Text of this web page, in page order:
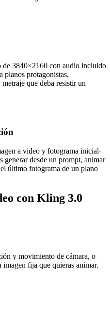
3840×2160 con audio incluido
planos protagonistas,
que deba resistir un
a video y fotograma inicial-
desde un prompt, animar
último fotograma de un plano
con Kling 3.0
y movimiento de cámara, o
fija que quieras animar.